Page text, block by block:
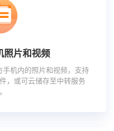
照片和视频
机内的照片和视频，支持
，或可云储存至中转服务